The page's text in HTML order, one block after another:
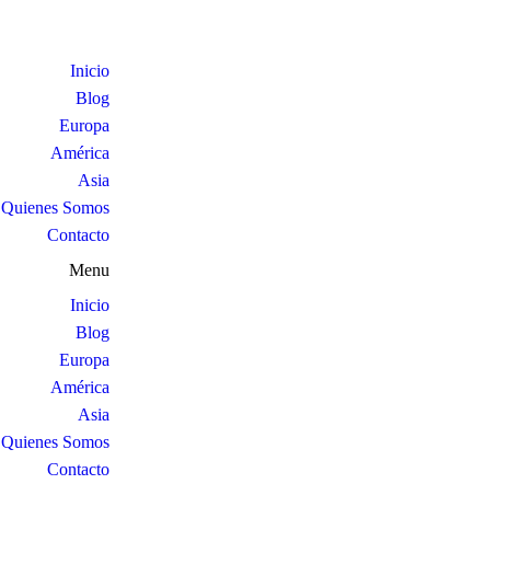
Inicio
Blog
Europa
América
Asia
Quienes Somos
Contacto
Menu
Inicio
Blog
Europa
América
Asia
Quienes Somos
Contacto